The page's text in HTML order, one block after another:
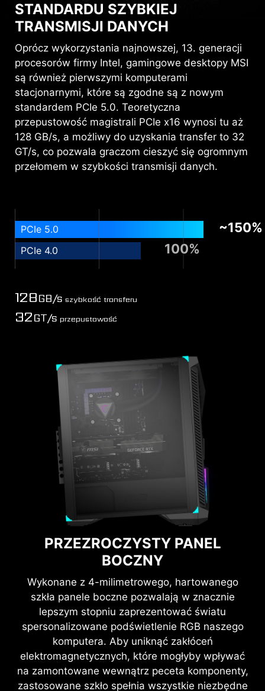
STANDARDU SZYBKIEJ
TRANSMISJI DANYCH
Oprócz wykorzystania najnowszej, 13. generacji
procesorów firmy Intel, gamingowe desktopy MSI
są również pierwszymi komputerami
stacjonarnymi, które są zgodne są z nowym
standardem PCIe 5.0. Teoretyczna
przepustowość magistrali PCIe x16 wynosi tu aż
128 GB/s, a możliwy do uzyskania transfer to 32
GT/s, co pozwala graczom cieszyć się ogromnym
przełomem w szybkości transmisji danych.
PCIe 5.0 ~150%
PCIe 4.0 100%
128GB/s szybkość transferu
32GT/s przepustowość
PRZEZROCZYSTY PANEL
BOCZNY
Wykonane z 4-milimetrowego, hartowanego
szkła panele boczne pozwalają w znacznie
lepszym stopniu zaprezentować światu
spersonalizowane podświetlenie RGB naszego
komputera. Aby uniknąć zakłóceń
elektromagnetycznych, które mogłyby wpływać
na zamontowane wewnątrz peceta komponenty,
zastosowane szkło spełnia wszystkie niezbędne